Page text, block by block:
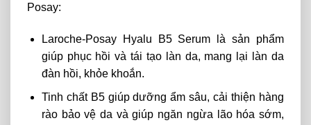
Posay:
Laroche-Posay Hyalu B5 Serum là sản phẩm
giúp phục hồi và tái tạo làn da, mang lại làn da
đàn hồi, khỏe khoắn.
Tinh chất B5 giúp dưỡng ẩm sâu, cải thiện hàng
rào bảo vệ da và giúp ngăn ngừa lão hóa sớm,